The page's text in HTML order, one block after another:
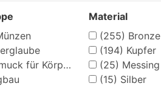
Körper und Kleidung (Frauenkleidung)
Material
(255) Bronze
(194) Kupfer
(25) Messing
(15) Silber